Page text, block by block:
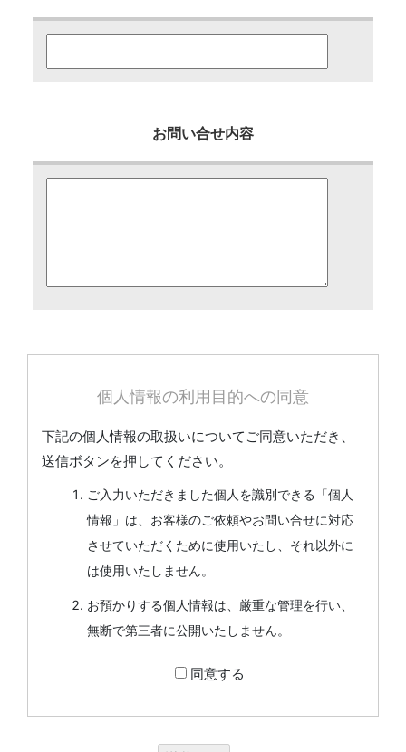
お問い合せ内容
個人情報の利用目的への同意
下記の個人情報の取扱いについてご同意いただき、
送信ボタンを押してください。
ご入力いただきました個人を識別できる「個人
情報」は、お客様のご依頼やお問い合せに対応
させていただくために使用いたし、それ以外に
は使用いたしません。
お預かりする個人情報は、厳重な管理を行い、
無断で第三者に公開いたしません。
同意する